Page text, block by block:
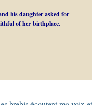
his daughter asked for
of her birthplace.